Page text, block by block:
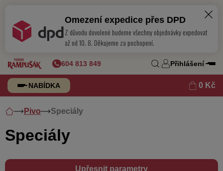
Omezení expedice přes DPD
Z důvodu dovolené budeme všechny objednávky expedovat
až od 10. 8. Děkujeme za pochopení.
604 813 849 Přihlášení
NABÍDKA 0 Kč
Pivo Speciály
Speciály
Upřesnit parametry